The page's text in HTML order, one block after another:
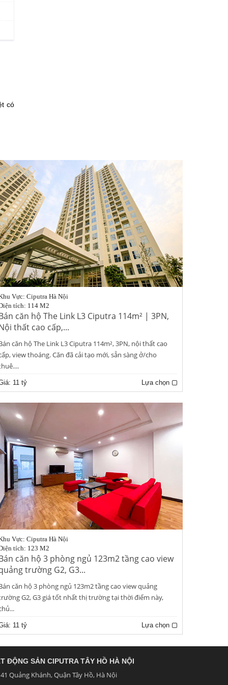
có
Vực: Ciputra Hà Nội
tích: 114 M2
căn hộ The Link L3 Ciputra 114m² | 3PN,
thất cao cấp,...
căn hộ The Link L3 Ciputra 114m², 3PN, nội thất cao
view thoáng. Căn đã cải tạo mới, sẵn sàng ở/cho
11 tỷ Lựa chọn
Vực: Ciputra Hà Nội
tích: 123 M2
căn hộ 3 phòng ngủ 123m2 tầng cao view
trường G2, G3...
căn hộ 3 phòng ngủ 123m2 tầng cao view quảng
G2, G3 giá tốt nhất thị trường tại thời điểm này,
11 tỷ Lựa chọn
ĐỘNG SẢN CIPUTRA TÂY HỒ HÀ NỘI
41 Quảng Khánh, Quận Tây Hồ, Hà Nội